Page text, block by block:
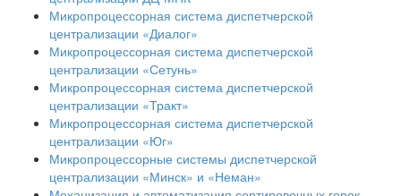
Микропроцессорная система диспетчерской
централизации «Диалог»
Микропроцессорная система диспетчерской
централизации «Сетунь»
Микропроцессорная система диспетчерской
централизации «Тракт»
Микропроцессорная система диспетчерской
централизации «Юг»
Микропроцессорные системы диспетчерской
централизации «Минск» и «Неман»